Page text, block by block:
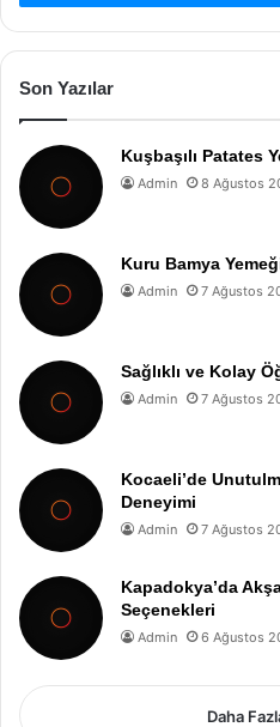
Son Yazılar
Kuşbaşılı Patates
Admin 8 Ağustos
Kuru Bamya
Admin 7 Ağustos
Sağlıklı ve Kolay
Admin 7 Ağustos
Kocaeli’de
Deneyimi
Admin 7 Ağustos
Kapadokya’da
Seçenekleri
Admin 6 Ağustos
Daha